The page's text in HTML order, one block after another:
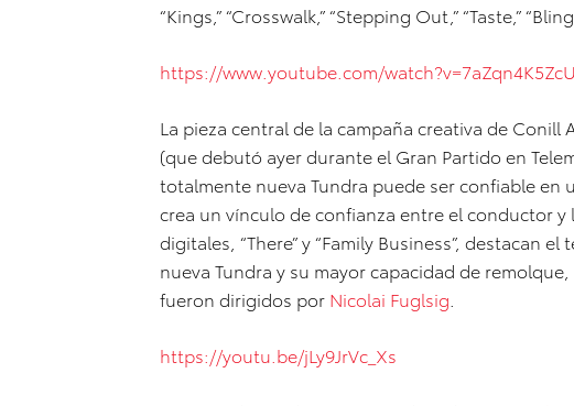
“Kings,” “Crosswalk,” “Stepping Out,” “Taste,”
https://www.youtube.com/watch?v=7aZqn4K5ZcU
La pieza central de la campaña creativa de Conill
(que debutó ayer durante el Gran Partido en
totalmente nueva Tundra puede ser confiable en
crea un vínculo de confianza entre el conductor y
digitales, “There” y “Family Business”, destacan
nueva Tundra y su mayor capacidad de
fueron dirigidos por Nicolai Fuglsig
https://youtu.be/jLy9JrVc_Xs